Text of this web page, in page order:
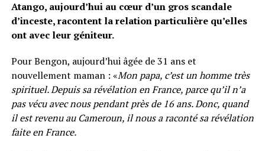
Atango, aujourd’hui au cœur d’un gros scandale
d’inceste, racontent la relation particulière qu’elles
ont avec leur géniteur.
Pour Bengon, aujourd’hui âgée de 31 ans et
nouvellement maman : «Mon papa, c’est un homme très
spirituel.Depuis sa révélation en France, parce qu’il n’a
pas vécu avec nous pendant près de 16 ans.Donc, quand
il est revenu au Cameroun, il nous a raconté sa révélation
faite en France.